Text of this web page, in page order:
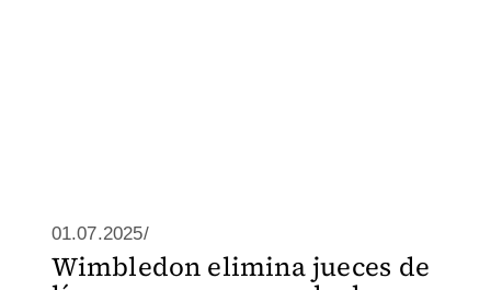
01.07.2025/
Wimbledon elimina jueces de